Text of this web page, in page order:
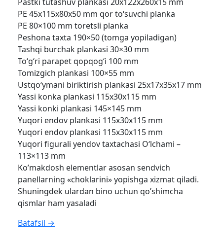
PE 45x115x80x50 mm qor to‘suvchi planka
PE 80×100 mm toretsli planka
Peshona taxta 190×50 (tomga yopiladigan)
Tashqi burchak plankasi 30×30 mm
To‘g‘ri parapet qopqog‘i 100 mm
Tomizgich plankasi 100×55 mm
Ustqo‘ymani biriktirish plankasi 25x17x35x17 mm
Yassi konka plankasi 115x30x115 mm
Yassi konki plankasi 145×145 mm
Yuqori endov plankasi 115x30x115 mm
Yuqori endov plankasi 115x30x115 mm
Yuqori figurali yendov taxtachasi O‘lchami –
113×113 mm
Ko’makdosh elementlar asosan sendvich
panellarning «choklarini» yopishga xizmat qiladi.
Shuningdek ulardan bino uchun qo’shimcha
qismlar ham yasaladi
Batafsil →